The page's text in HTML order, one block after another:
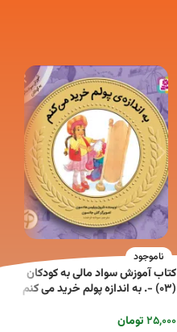
ناموجود
کتاب آموزش سواد مالی به کودکان
(۰۳) -. به اندازه پولم خرید می کنم
۲۵,۰۰۰تومان